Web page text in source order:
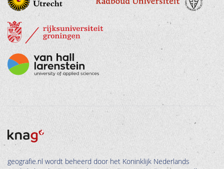
geografie.nl wordt beheerd door het Koninklijk Nederlands